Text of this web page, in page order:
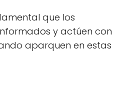
que los
y actúen con
aparquen en estas